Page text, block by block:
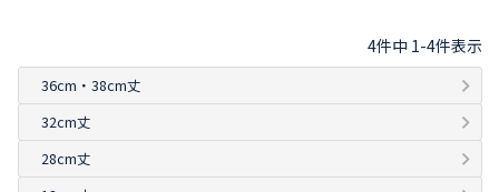
4件中 1-4件表示
36cm・38cm丈
32cm丈
28cm丈